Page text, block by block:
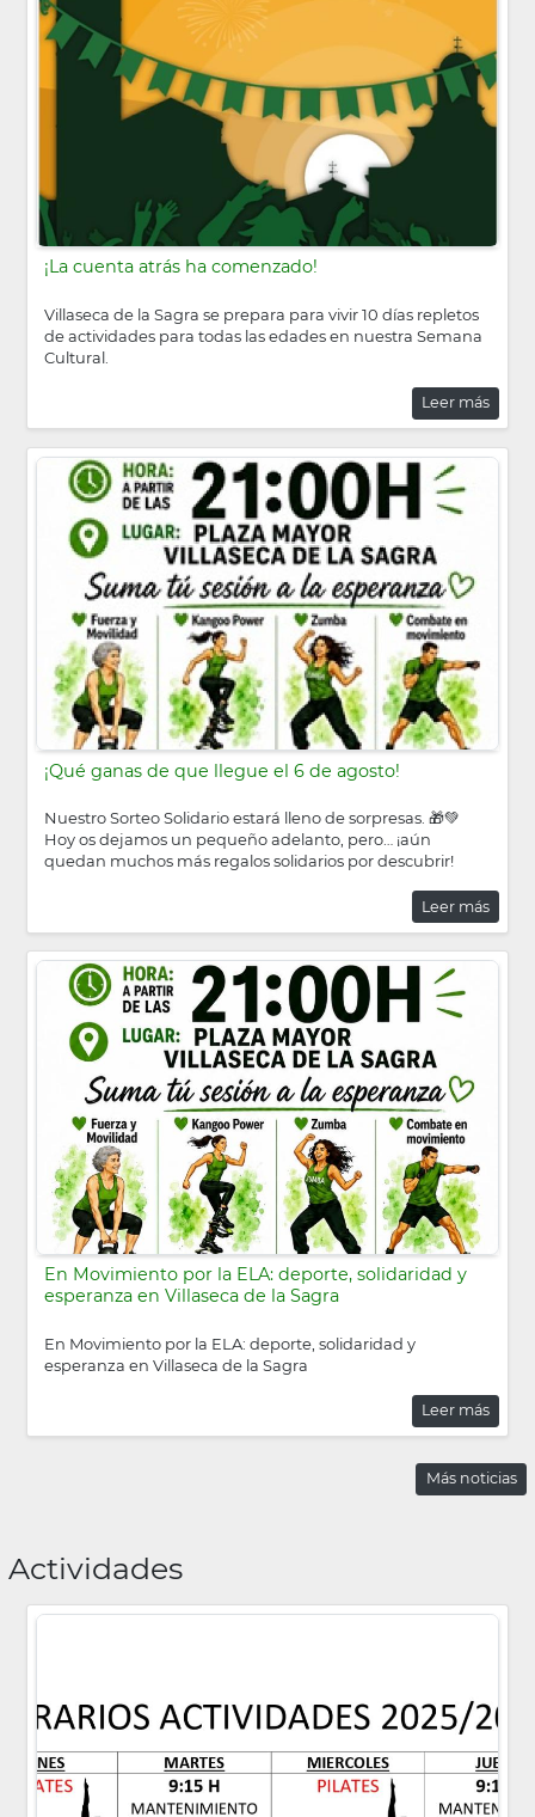
¡La cuenta atrás ha comenzado!
Villaseca de la Sagra se prepara para vivir 10 días repletos
de actividades para todas las edades en nuestra Semana
Cultural.
Leer más
¡Qué ganas de que llegue el 6 de agosto!
Nuestro Sorteo Solidario estará lleno de sorpresas. 🎁💚
Hoy os dejamos un pequeño adelanto, pero… ¡aún
quedan muchos más regalos solidarios por descubrir!
Leer más
En Movimiento por la ELA: deporte, solidaridad y
esperanza en Villaseca de la Sagra
En Movimiento por la ELA: deporte, solidaridad y
esperanza en Villaseca de la Sagra
Leer más
Más noticias
Actividades